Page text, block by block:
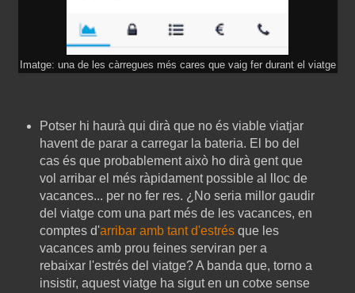
Imatge: una de les càrregues més cares que vaig fer durant el viatge
Potser hi haurà qui dirà que no és viable viatjar
havent de parar a carregar la bateria. El bo del
cas és que probablement això ho dirà gent que
vol arribar el més ràpidament possible al lloc de
vacances... per no fer res. ¿No seria millor gaudir
del viatge com una part més de les vacances, en
comptes d'arribar amb tant d'estrésque les
vacances amb prou feines serviran per a
rebaixar l'estrés del viatge? A banda que, torno a
insistir, aquest viatge ha sigut en un cotxe sense